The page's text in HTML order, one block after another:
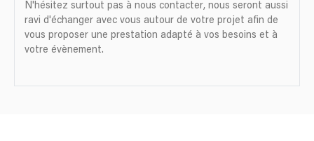
N'hésitez surtout pas à nous contacter, nous seront aussi
ravi d'échanger avec vous autour de votre projet afin de
vous proposer une prestation adapté à vos besoins et à
votre évènement.